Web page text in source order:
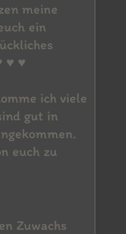
meine
ein
♥ ♥
ich viele
gut in
euch zu
Zuwachs